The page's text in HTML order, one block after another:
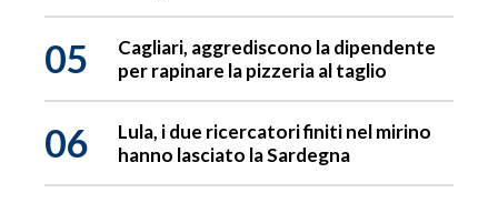
05
Cagliari, aggrediscono la dipendente
per rapinare la pizzeria al taglio
06
Lula, i due ricercatori finiti nel mirino
hanno lasciato la Sardegna